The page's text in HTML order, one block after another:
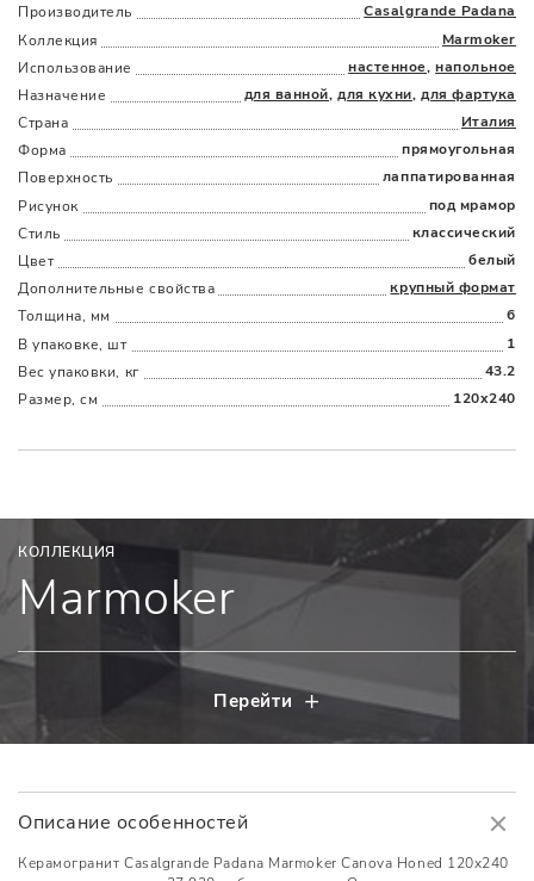
Производитель
Casalgrande Padana
Коллекция
Marmoker
Использование
настенное,напольное
Назначение
для ванной,для кухни,для фартука
Страна
Италия
Форма
прямоугольная
Поверхность
лаппатированная
Рисунок
под мрамор
Стиль
классический
Цвет
белый
Дополнительные cвойства
крупный формат
Толщина, мм
6
В упаковке, шт
1
Вес упаковки, кг
43.2
Размер, см
120x240
НаличымиКартойПо счетуДолями
КОЛЛЕКЦИЯ
Marmoker
Перейти
Описание особенностей
Керамогранит Casalgrande Padana Marmoker Canova Honed 120x240